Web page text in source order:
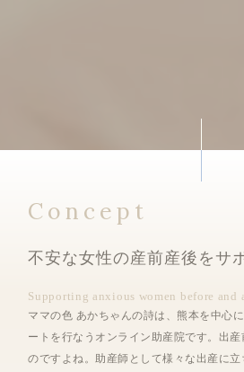
Concept
不安な女性の産前産後をサ
ママの色 あかちゃんの詩は、熊本を中心
ートを行なうオンライン助産院です。出
のですよね。助産師として様々な出産に